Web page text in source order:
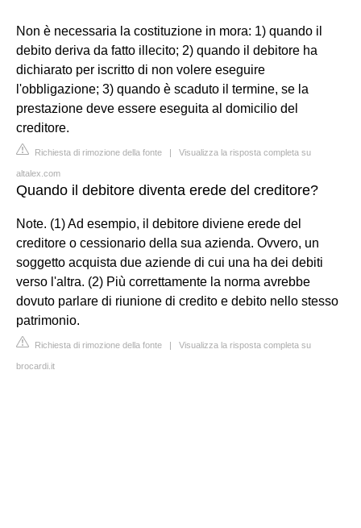
Non è necessaria la costituzione in mora: 1) quando il
debito deriva da fatto illecito; 2) quando il debitore ha
dichiarato per iscritto di non volere eseguire
l'obbligazione; 3) quando è scaduto il termine, se la
prestazione deve essere eseguita al domicilio del
creditore.
Richiesta di rimozione della fonte | Visualizza la risposta completa su
altalex.com
Quando il debitore diventa erede del creditore?
Note. (1) Ad esempio, il debitore diviene erede del
creditore o cessionario della sua azienda. Ovvero, un
soggetto acquista due aziende di cui una ha dei debiti
verso l'altra. (2) Più correttamente la norma avrebbe
dovuto parlare di riunione di credito e debito nello stesso
patrimonio.
Richiesta di rimozione della fonte | Visualizza la risposta completa su
brocardi.it